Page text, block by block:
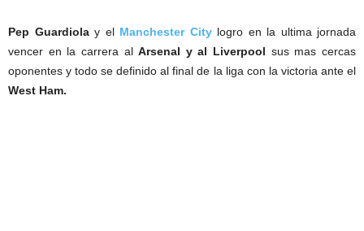
Pep Guardiolay el Manchester Citylogro en la ultima jornada
vencer en la carrera alArsenal y al Liverpool sus mas cercas
oponentes y todo se definido al final de la liga con la victoria ante el
West Ham.